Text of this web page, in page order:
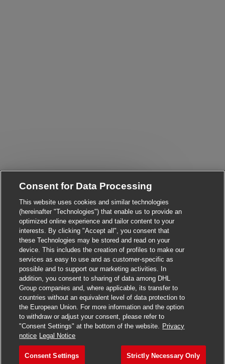
Apply for this job
Consent for Data Processing
This website uses cookies and similar technologies
(hereinafter "Technologies") that enable us to provide an
optimized online experience and tailor content to your
interests. By clicking "Accept all", you consent that
these Technologies may be stored and read on your
device. This includes the creation of profiles to make our
services as easy to use and as customer-specific as
possible and to support our marketing activities. In
addition, you consent to sharing of data among DHL
Group companies and, where applicable, its transfer to
countries without an equivalent level of data protection to
the European Union. For more information and the option
to withdraw or adjust your consent, please refer to
"Consent Settings" at the bottom of the website. Privacy
notice Legal Notice
Consent Settings Strictly Necessary Only
Are you interested in this job? Close chatbot
I'm interested Find similar jobs